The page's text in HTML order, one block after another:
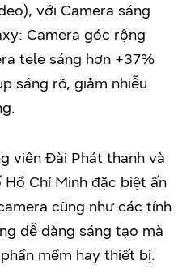
với Camera sáng
Camera góc rộng
tele sáng hơn +37%
sáng rõ, giảm nhiễu
viên Đài Phát thanh và
Hồ Chí Minh đặc biệt ấn
cũng như các tính
dễ dàng sáng tạo mà
mềm hay thiết bị.